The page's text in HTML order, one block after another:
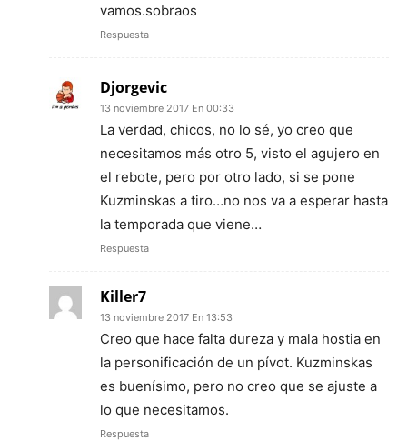
vamos.sobraos
Respuesta
Djorgevic
13 noviembre 2017 En 00:33
La verdad, chicos, no lo sé, yo creo que
necesitamos más otro 5, visto el agujero en
el rebote, pero por otro lado, si se pone
Kuzminskas a tiro…no nos va a esperar hasta
la temporada que viene…
Respuesta
Killer7
13 noviembre 2017 En 13:53
Creo que hace falta dureza y mala hostia en
la personificación de un pívot. Kuzminskas
es buenísimo, pero no creo que se ajuste a
lo que necesitamos.
Respuesta